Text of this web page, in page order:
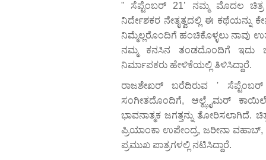
" ಸೆಪ್ಟೆಂಬರ್ 21’ ನಮ್ಮ ಮೊದಲ ಚಿತ್ರ
ನಿರ್ದೇಶಕರ ನೇತೃತ್ವದಲ್ಲಿ ಈ ಕಥೆಯನ್ನು
ನಿಮ್ಮೆಲ್ಲರೊಂದಿಗೆ ಹಂಚಿಕೊಳ್ಳಲು ನಾವು
ನಮ್ಮ ಕನಸಿನ ತಂಡದೊಂದಿಗೆ ಇದು
ನಿರ್ಮಾಪಕರು ಹೇಳಿಕೆಯಲ್ಲಿ ತಿಳಿಸಿದ್ದಾರೆ.
ರಾಜಶೇಖರ್ ಬರೆದಿರುವ '
ಸಂಗೀತದೊಂದಿಗೆ, ಆಲ್ಝೈಮರ್
ಭಾವನಾತ್ಮಕ ಜಗತ್ತನ್ನು
ಪ್ರಿಯಾಂಕಾ ಉಪೇಂದ್ರ, ಜರೀನಾ
ಪ್ರಮುಖ ಪಾತ್ರಗಳಲ್ಲಿ ನಟಿಸಿದ್ದಾರೆ.